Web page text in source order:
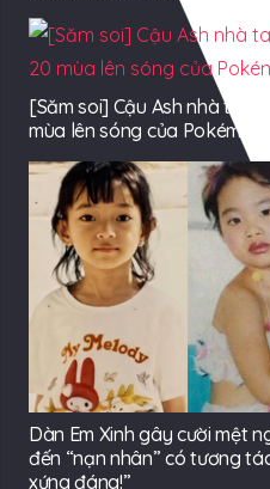
[Săm soi] Cậu Ash nhà ta
mùa lên sóng của Pokémon?
Dàn Em Xinh gây cười mệt
đến “nạn nhân” có tương
xứng đáng!”